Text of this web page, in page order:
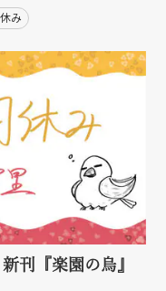
み
刊『楽園の烏』